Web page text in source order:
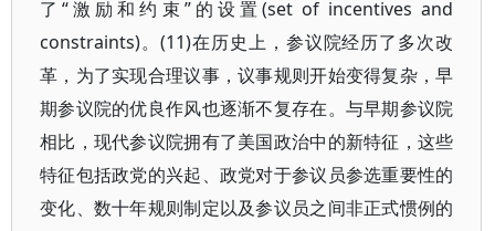
了“激励和约束”的设置(set of incentives and
constraints)。(11)在历史上，参议院经历了多次改
革，为了实现合理议事，议事规则开始变得复杂，早
期参议院的优良作风也逐渐不复存在。与早期参议院
相比，现代参议院拥有了美国政治中的新特征，这些
特征包括政党的兴起、政党对于参议员参选重要性的
变化、数十年规则制定以及参议员之间非正式惯例的